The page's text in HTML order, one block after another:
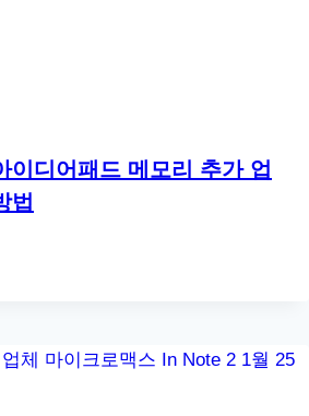
이디어패드 메모리 추가 업
법